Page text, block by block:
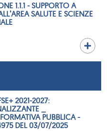
1.1.1 - SUPPORTO A
SALUTE E SCIENZE
2021-2027:
_
PUBBLICA -
DEL 03/07/2025